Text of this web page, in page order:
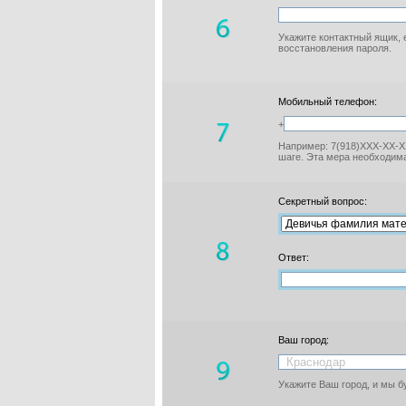
Укажите контактный ящик,
восстановления пароля.
Мобильный телефон:
+
Например: 7(918)XXX-XX-
шаге. Эта мера
Секретный вопрос:
Ответ:
Ваш город:
Укажите Ваш город, и мы